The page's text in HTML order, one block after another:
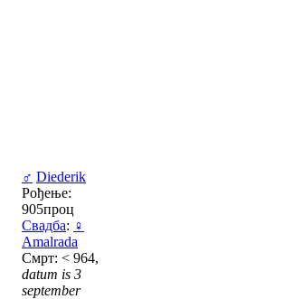
♂ Diederik
Рођење:
905проц
Свадба: ♀
Amalrada
Смрт: < 964,
datum is 3
september